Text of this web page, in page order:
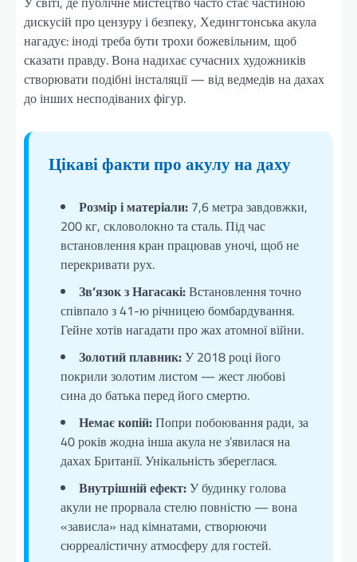
дискусій про цензуру і безпеку, Хедингтонська акула
нагадує: іноді треба бути трохи божевільним, щоб
сказати правду. Вона надихає сучасних художників
створювати подібні інсталяції — від ведмедів на дахах
до інших несподіваних фігур.
Цікаві факти про акулу на даху
Розмір і матеріали: 7,6 метра завдовжки,
200 кг, скловолокно та сталь. Під час
встановлення кран працював уночі, щоб не
перекривати рух.
Зв’язок з Нагасакі:Встановлення точно
співпало з 41-ю річницею бомбардування.
Гейне хотів нагадати про жах атомної війни.
Золотий плавник:У 2018 році його
покрили золотим листом — жест любові
сина до батька перед його смертю.
Немає копій:Попри побоювання ради, за
40 років жодна інша акула не з’явилася на
дахах Британії. Унікальність збереглася.
Внутрішній ефект:У будинку голова
акули не прорвала стелю повністю — вона
«зависла» над кімнатами, створюючи
сюрреалістичну атмосферу для гостей.